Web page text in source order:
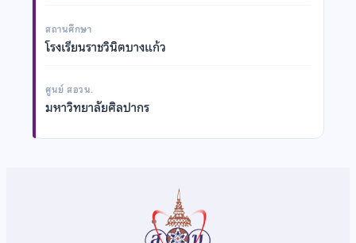
สถานศึกษา
โรงเรียนราชวินิตบางแก้ว
ศูนย์ สอวน.
มหาวิทยาลัยศิลปากร